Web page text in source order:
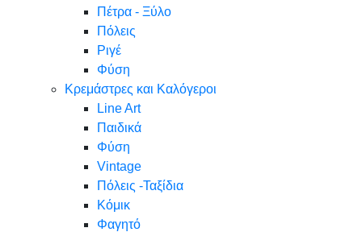
Πέτρα - Ξύλο
Πόλεις
Ριγέ
Φύση
Κρεμάστρες και Καλόγεροι
Line Art
Παιδικά
Φύση
Vintage
Πόλεις -Ταξίδια
Κόμικ
Φαγητό